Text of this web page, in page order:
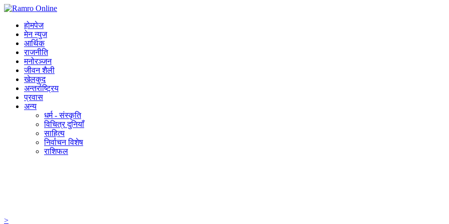
होमपेज
मेन न्युज
आर्थिक
राजनीति
मनोरञ्जन
जीवन शैली
खेलकुद
अन्तर्राष्ट्रिय
प्रवास
अन्य
धर्म - संस्कृति
विचित्र दुनियाँ
साहित्य
निर्वाचन विशेष
राशिफल
>